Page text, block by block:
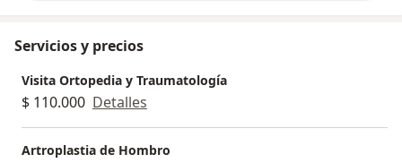
Servicios y precios
Visita Ortopedia y Traumatología
$ 110.000 Detalles
Artroplastia de Hombro